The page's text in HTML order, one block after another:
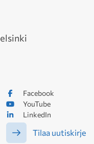
Facebook
YouTube
LinkedIn
Tilaa uutiskirje